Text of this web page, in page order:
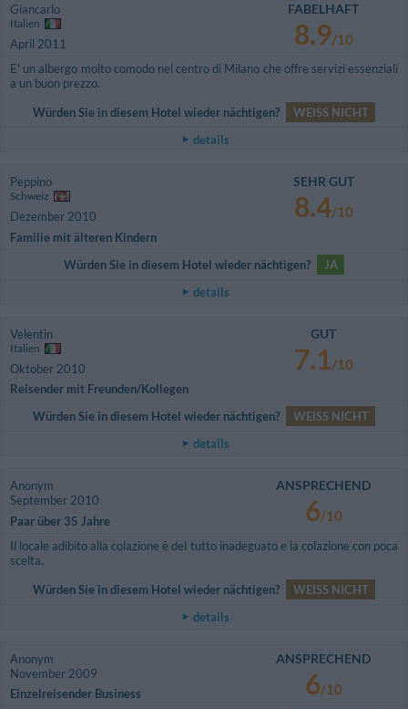
Giancarlo
Italien
April 2011
FABELHAFT
8.9/10
E' un albergo molto comodo nel centro di Milano che offre servizi essenziali
a un buon prezzo.
Würden Sie in diesem Hotel wieder nächtigen?
WEISS NICHT
details
Peppino
Schweiz
Dezember 2010
Familie mit älteren Kindern
SEHR GUT
8.4/10
Würden Sie in diesem Hotel wieder nächtigen?
JA
details
Velentin
Italien
Oktober 2010
Reisender mit Freunden/Kollegen
GUT
7.1/10
Würden Sie in diesem Hotel wieder nächtigen?
WEISS NICHT
details
Anonym
September 2010
Paar über 35 Jahre
ANSPRECHEND
6/10
Il locale adibito alla colazione è del tutto inadeguato e la colazione con poca
scelta.
Würden Sie in diesem Hotel wieder nächtigen?
WEISS NICHT
details
Anonym
November 2009
Einzelreisender Business
ANSPRECHEND
6/10